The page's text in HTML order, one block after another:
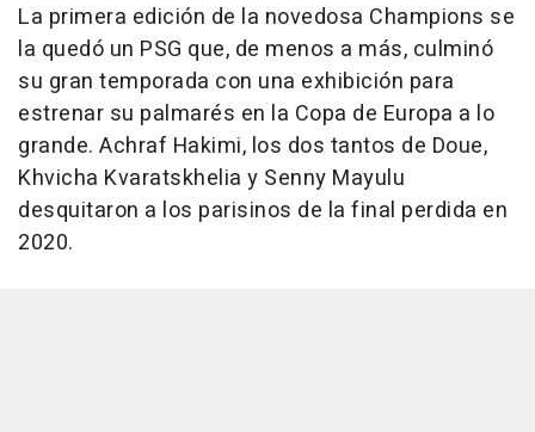
La primera edición de la novedosa Champions se
la quedó un PSG que, de menos a más, culminó
su gran temporada con una exhibición para
estrenar su palmarés en la Copa de Europa a lo
grande. Achraf Hakimi, los dos tantos de Doue,
Khvicha Kvaratskhelia y Senny Mayulu
desquitaron a los parisinos de la final perdida en
2020.